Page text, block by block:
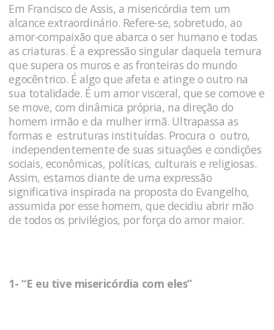
Em Francisco de Assis, a misericórdia tem um
alcance extraordinário. Refere-se, sobretudo, ao
amor-compaixão que abarca o ser humano e todas
as criaturas. É a expressão singular daquela ternura
que supera os muros e as fronteiras do mundo
egocêntrico. É algo que afeta e atinge o outro na
sua totalidade. É um amor visceral, que se comove e
se move, com dinâmica própria, na direção do
homem irmão e da mulher irmã. Ultrapassa as
formas e estruturas instituídas. Procura o outro,
independentemente de suas situações e condições
sociais, econômicas, políticas, culturais e religiosas.
Assim, estamos diante de uma expressão
significativa inspirada na proposta do Evangelho,
assumida por esse homem, que decidiu abrir mão
de todos os privilégios, por força do amor maior.
1- “E eu tive misericórdia com eles”